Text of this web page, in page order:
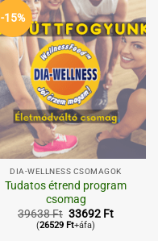
-15%
Kedvenceimhez
DIA-WELLNESS CSOMAGOK
Tudatos étrend program
csomag
39638Ft Original
price
33692 FtCurrent
(26529 Ft+áfa)